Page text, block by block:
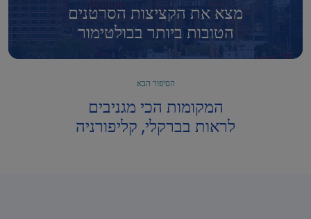
מצא את הקציצות הסרטנים
הטובות ביותר בבולטימור
הסיפור הבא
המקומות הכי מגניבים
לראות בברקלי, קליפורניה